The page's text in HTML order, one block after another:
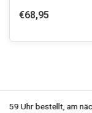
€68,95
Uhr bestellt, am